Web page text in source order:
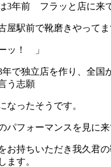
3年前 フラッと店に来
駅前で靴磨きやって
！ 」
で独立店を作り、全国
う志願
なったそうです。
フォーマンスを見に来
お持ちいただき我久君の
ます。